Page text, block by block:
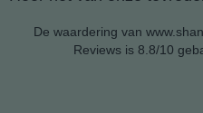
De waardering van
Reviewsis 8.8/10